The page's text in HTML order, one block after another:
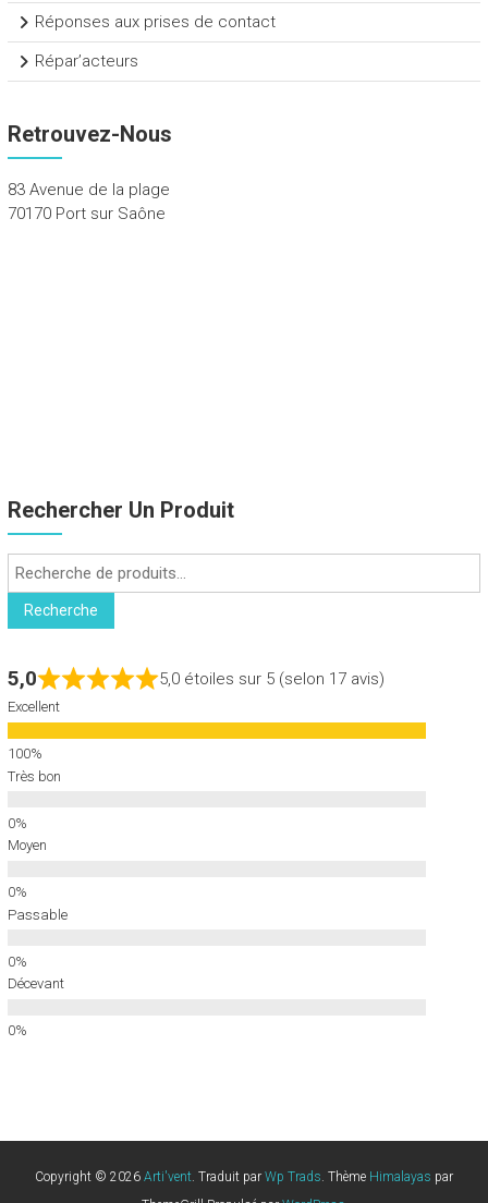
Réponses aux prises de contact
Répar’acteurs
Retrouvez-Nous
83 Avenue de la plage
70170 Port sur Saône
Rechercher Un Produit
Recherche
pour :
Recherche
5,0 5,0 étoiles sur 5 (selon 17 avis)
Excellent
Très bon
Moyen
Passable
Décevant
Copyright © 2026 Arti'vent. Traduit par Wp Trads. Thème Himalayas par